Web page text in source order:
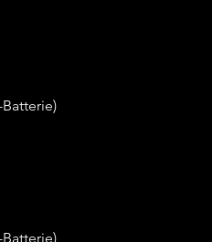
Batterie)
Batterie)